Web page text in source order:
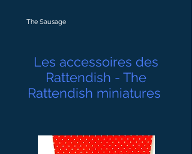
The Sausage
Les accessoires des
Rattendish - The
Rattendish miniatures